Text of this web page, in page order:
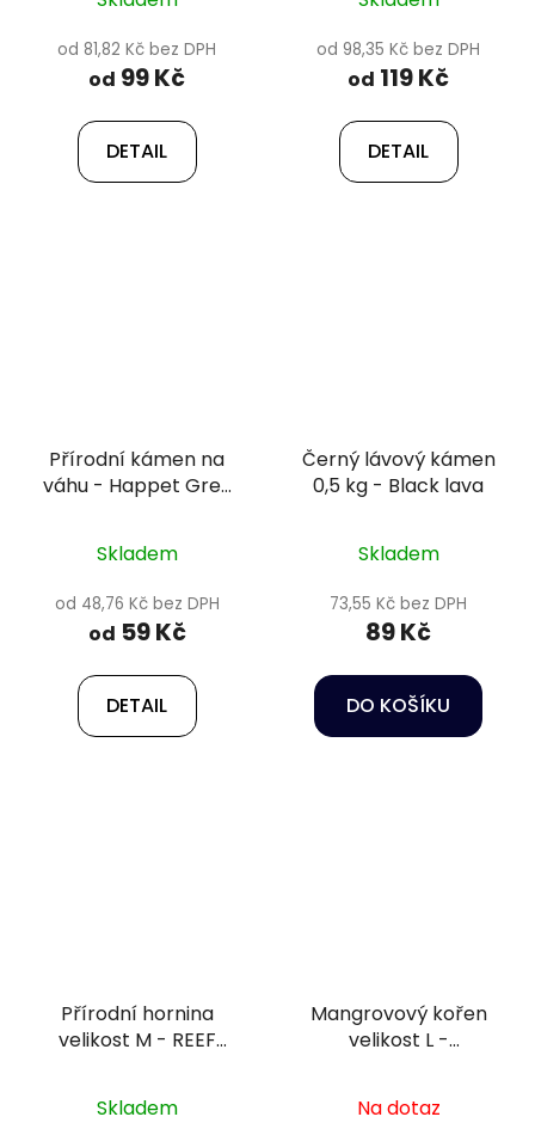
od 81,82 Kč bez DPH
od 99 Kč
DETAIL
od 98,35 Kč bez DPH
od 119 Kč
DETAIL
Přírodní kámen na
váhu - Happet Grey
Skladem
od 48,76 Kč bez DPH
od 59 Kč
DETAIL
Černý lávový kámen
0,5 kg - Black lava
Skladem
73,55 Kč bez DPH
89 Kč
DO KOŠÍKU
Přírodní hornina
velikost M - REEF
Skladem
Mangrovový kořen
velikost L -
Na dotaz